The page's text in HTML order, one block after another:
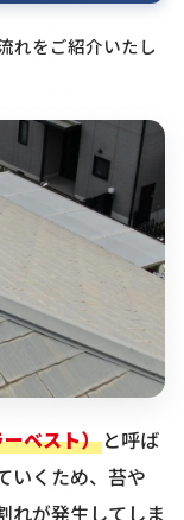
れをご紹介いたし
ベスト） と呼ば
いくため、苔や
れが発生してしま